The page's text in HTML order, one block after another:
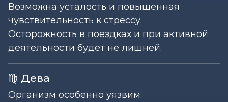
Возможна усталость и повышенная
чувствительность к стрессу.
Осторожность в поездках и при активной
деятельности будет не лишней.
♍ Дева
Организм особенно уязвим.